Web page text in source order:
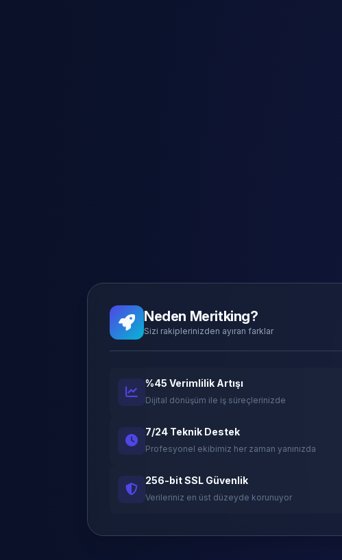
Neden Meritking?
Sizi rakiplerinizden ayıran farklar
%45 Verimlilik Artışı
Dijital dönüşüm ile iş süreçlerinizde
7/24 Teknik Destek
Profesyonel ekibimiz her zaman yanınızda
256-bit SSL Güvenlik
Verileriniz en üst düzeyde korunuyor